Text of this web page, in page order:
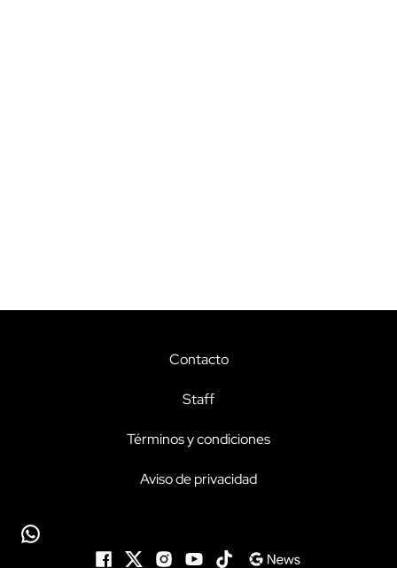
Contacto
Staff
Términos y condiciones
Aviso de privacidad